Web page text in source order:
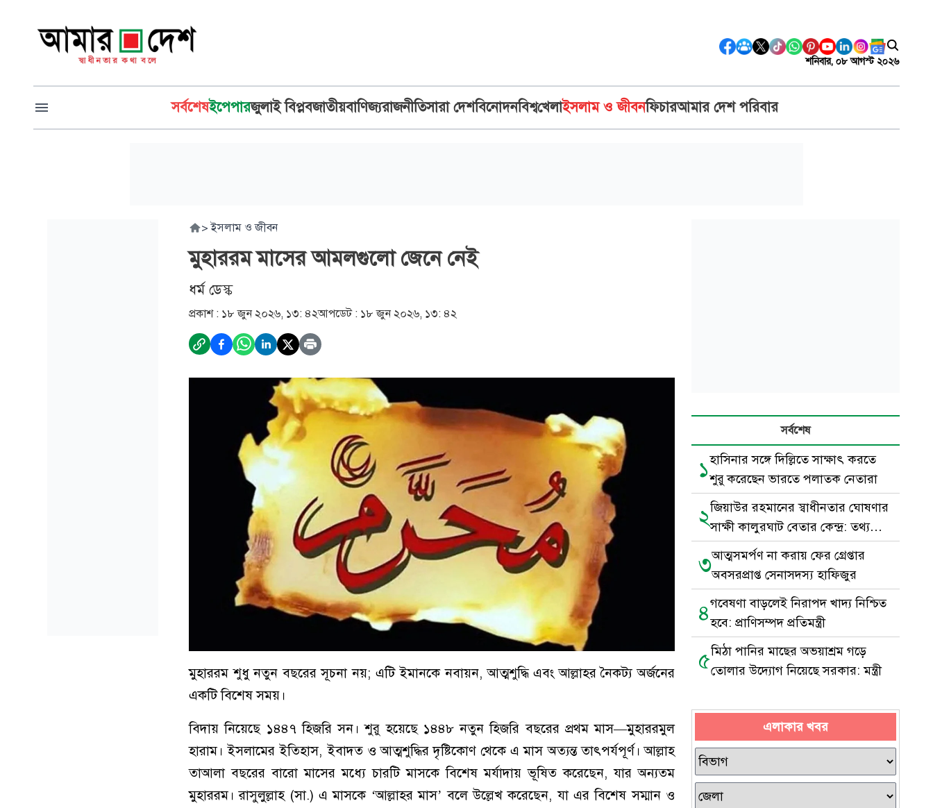
শনিবার, ০৮ আগস্ট ২০২৬
সর্বশেষইপেপারজুলাই বিপ্লবজাতীয়বাণিজ্যরাজনীতিসারা দেশবিনোদনবিশ্বখেলাইসলাম ও জীবনফিচারআমার দেশ পরিবার
> ইসলাম ও জীবন
মুহাররম মাসের আমলগুলো জেনে নেই
ধর্ম ডেস্ক
প্রকাশ : ১৮ জুন ২০২৬, ১৩: ৪২আপডেট : ১৮ জুন ২০২৬, ১৩: ৪২
মুহাররম শুধু নতুন বছরের সূচনা নয়; এটি ইমানকে নবায়ন, আত্মশুদ্ধি এবং আল্লাহর নৈকট্য অর্জনের
একটি বিশেষ সময়।
বিদায় নিয়েছে ১৪৪৭ হিজরি সন। শুরু হয়েছে ১৪৪৮ নতুন হিজরি বছরের প্রথম মাস—মুহাররমুল
হারাম। ইসলামের ইতিহাস, ইবাদত ও আত্মশুদ্ধির দৃষ্টিকোণ থেকে এ মাস অত্যন্ত তাৎপর্যপূর্ণ। আল্লাহ
তাআলা বছরের বারো মাসের মধ্যে চারটি মাসকে বিশেষ মর্যাদায় ভূষিত করেছেন, যার অন্যতম
মুহাররম। রাসুলুল্লাহ (সা.) এ মাসকে ‘আল্লাহর মাস’ বলে উল্লেখ করেছেন, যা এর বিশেষ সম্মান ও
সর্বশেষ
১হাসিনার সঙ্গে দিল্লিতে সাক্ষাৎ করতে
শুরু করেছেন ভারতে পলাতক নেতারা
২জিয়াউর রহমানের স্বাধীনতার ঘোষণার
সাক্ষী কালুরঘাট বেতার কেন্দ্র: তথ্য
প্রতিমন্ত্রী
৩আত্মসমর্পণ না করায় ফের গ্রেপ্তার
অবসরপ্রাপ্ত সেনাসদস্য হাফিজুর
৪গবেষণা বাড়লেই নিরাপদ খাদ্য নিশ্চিত
হবে: প্রাণিসম্পদ প্রতিমন্ত্রী
৫মিঠা পানির মাছের অভয়াশ্রম গড়ে
তোলার উদ্যোগ নিয়েছে সরকার: মন্ত্রী
এলাকার খবর